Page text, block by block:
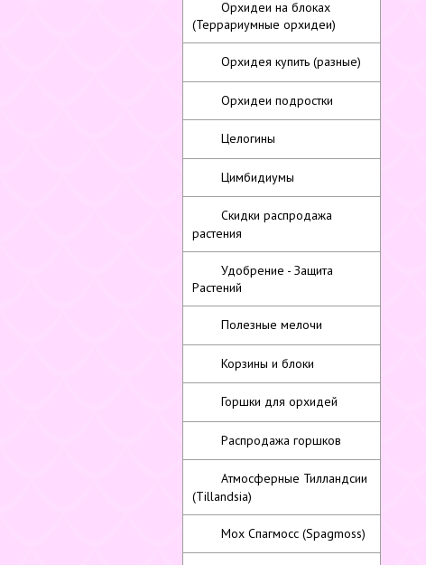
Орхидеи на блоках
(Террариумные орхидеи)
Орхидея купить (разные)
Орхидеи подростки
Целогины
Цимбидиумы
Скидки распродажа
растения
Удобрение - Защита
Растений
Полезные мелочи
Корзины и блоки
Горшки для орхидей
Распродажа горшков
Атмосферные Тилландсии
(Tillandsia)
Мох Спагмосс (Spagmoss)